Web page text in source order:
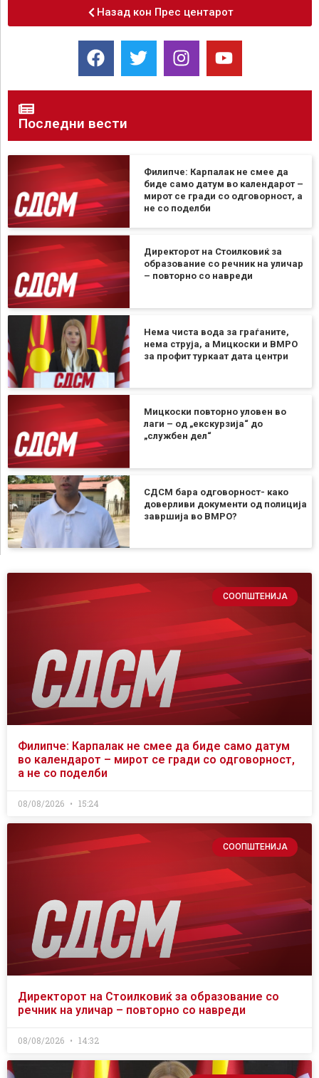
Назад кон Прес центарот
Последни вести
Филипче: Карпалак не смее да
биде само датум во календарот –
мирот се гради со одговорност, а
не со поделби
Директорот на Стоилковиќ за
образование со речник на уличар
– повторно со навреди
Нема чиста вода за граѓаните,
нема струја, а Мицкоски и ВМРО
за профит туркаат дата центри
Мицкоски повторно уловен во
лаги – од „екскурзија“ до
„службен дел“
СДСМ бара одговорност- како
доверливи документи од полиција
завршија во ВМРО?
СООПШТЕНИЈА
Филипче: Карпалак не смее да биде само датум
во календарот – мирот се гради со одговорност,
а не со поделби
08/08/2026 15:24
СООПШТЕНИЈА
Директорот на Стоилковиќ за образование со
речник на уличар – повторно со навреди
08/08/2026 14:32